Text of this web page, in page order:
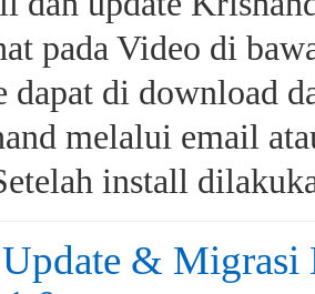
pada Video di
dapat di download
melalui email
install
& Migrasi